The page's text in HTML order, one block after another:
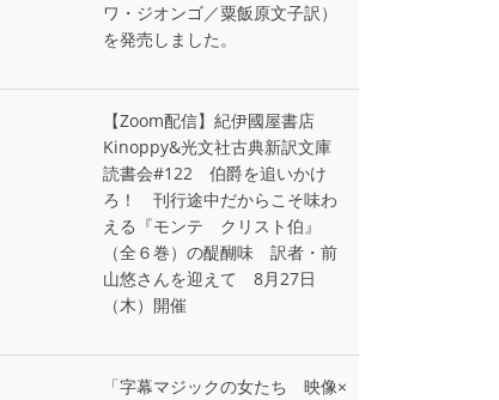
ワ・ジオンゴ／粟飯原文子訳）
を発売しました。
【Zoom配信】紀伊國屋書店
Kinoppy&光文社古典新訳文庫
読書会#122 伯爵を追いかけ
ろ！ 刊行途中だからこそ味わ
える『モンテ゠クリスト伯』
（全６巻）の醍醐味 訳者・前
山悠さんを迎えて 8月27日
（木）開催
「字幕マジックの女たち 映像×